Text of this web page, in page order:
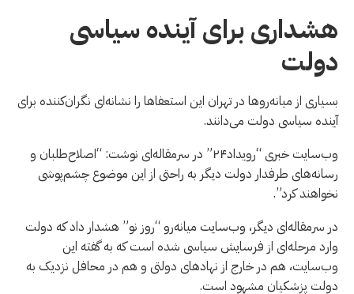
هشداری برای آینده سیاسی
دولت
بسیاری از میانه‌روها در تهران این استعفاها را نشانه‌ای نگران‌کننده برای
آینده سیاسی دولت می‌دانند.
وب‌سایت خبری “رویداد۲۴” در سرمقاله‌ای نوشت: “اصلاح‌طلبان و
رسانه‌های طرفدار دولت دیگر به راحتی از این موضوع چشم‌پوشی
نخواهند کرد”.
در سرمقاله‌ای دیگر، وب‌سایت میانه‌رو “روز نو” هشدار داد که دولت
وارد مرحله‌ای از فرسایش سیاسی شده است که به گفته این
وب‌سایت، هم در خارج از نهادهای دولتی و هم در محافل نزدیک به
دولت پزشکیان مشهود است.